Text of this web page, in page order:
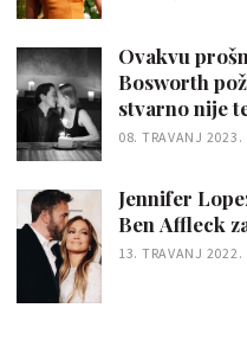
Ovakvu
Bosworth
stvarno nije
08. TRAVANJ 2023.
Jennifer
Ben Affleck
13. TRAVANJ 2022.